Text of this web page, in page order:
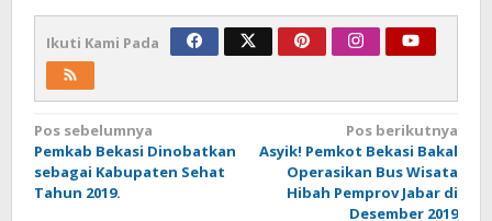
Ikuti Kami Pada
Navigasi
pos
Pos sebelumnya
Pemkab Bekasi Dinobatkan
sebagai Kabupaten Sehat
Tahun 2019.
Pos berikutnya
Asyik! Pemkot Bekasi Bakal
Operasikan Bus Wisata
Hibah Pemprov Jabar di
Desember 2019